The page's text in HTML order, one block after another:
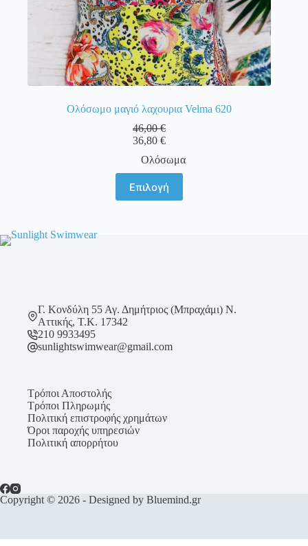
Ολόσωμο μαγιό λαχουρια Velma 620
46,00€
36,80€
Ολόσωμα
Επιλογή
το
προϊόν
στη
προϊόντος
Γ. Κονδύλη 55 Αγ. Δημήτριος (Μπραχάμι) Ν.
Αττικής, Τ.Κ. 17342
210 9933495
sunlightswimwear@gmail.com
Τρόποι Αποστολής
Τρόποι Πληρωμής
Πολιτική επιστροφής χρημάτων
Όροι παροχής υπηρεσιών
Πολιτική απορρήτου
Copyright © 2026 - Designed by Bluemind.gr